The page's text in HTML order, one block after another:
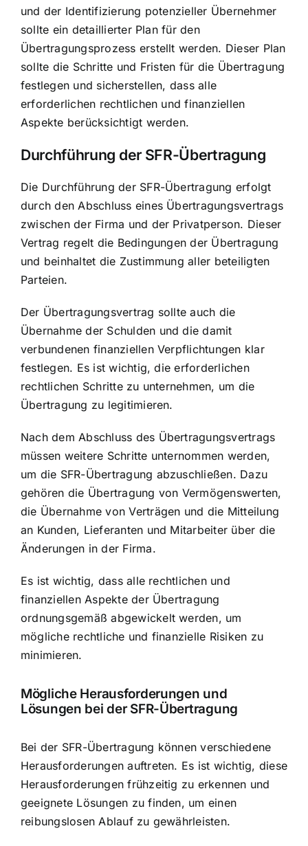
und der Identifizierung potenzieller Übernehmer
sollte ein detaillierter Plan für den
Übertragungsprozess erstellt werden. Dieser Plan
sollte die Schritte und Fristen für die Übertragung
festlegen und sicherstellen, dass alle
erforderlichen rechtlichen und finanziellen
Aspekte berücksichtigt werden.
Durchführung der SFR-Übertragung
Die Durchführung der SFR-Übertragung erfolgt
durch den Abschluss eines Übertragungsvertrags
zwischen der Firma und der Privatperson. Dieser
Vertrag regelt die Bedingungen der Übertragung
und beinhaltet die Zustimmung aller beteiligten
Parteien.
Der Übertragungsvertrag sollte auch die
Übernahme der Schulden und die damit
verbundenen finanziellen Verpflichtungen klar
festlegen. Es ist wichtig, die erforderlichen
rechtlichen Schritte zu unternehmen, um die
Übertragung zu legitimieren.
Nach dem Abschluss des Übertragungsvertrags
müssen weitere Schritte unternommen werden,
um die SFR-Übertragung abzuschließen. Dazu
gehören die Übertragung von Vermögenswerten,
die Übernahme von Verträgen und die Mitteilung
an Kunden, Lieferanten und Mitarbeiter über die
Änderungen in der Firma.
Es ist wichtig, dass alle rechtlichen und
finanziellen Aspekte der Übertragung
ordnungsgemäß abgewickelt werden, um
mögliche rechtliche und finanzielle Risiken zu
minimieren.
Mögliche Herausforderungen und
Lösungen bei der SFR-Übertragung
Bei der SFR-Übertragung können verschiedene
Herausforderungen auftreten. Es ist wichtig, diese
Herausforderungen frühzeitig zu erkennen und
geeignete Lösungen zu finden, um einen
reibungslosen Ablauf zu gewährleisten.